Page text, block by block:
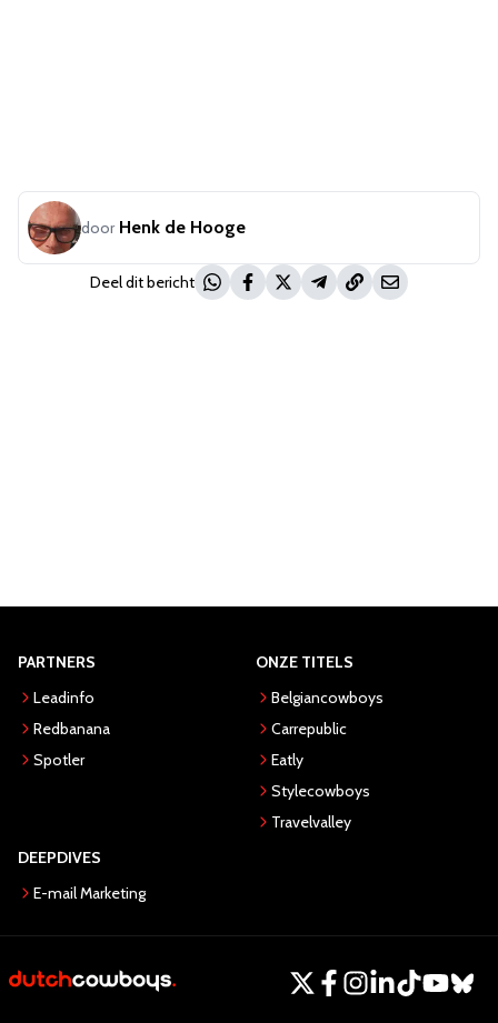
door Henk de Hooge
Deel dit bericht
PARTNERS
Leadinfo
Redbanana
Spotler
ONZE TITELS
Belgiancowboys
Carrepublic
Eatly
Stylecowboys
Travelvalley
DEEPDIVES
E-mail Marketing